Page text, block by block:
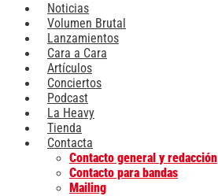
Noticias
Volumen Brutal
Lanzamientos
Cara a Cara
Artículos
Conciertos
Podcast
La Heavy
Tienda
Contacta
Contacto general y redacción
Contacto para bandas
Mailing